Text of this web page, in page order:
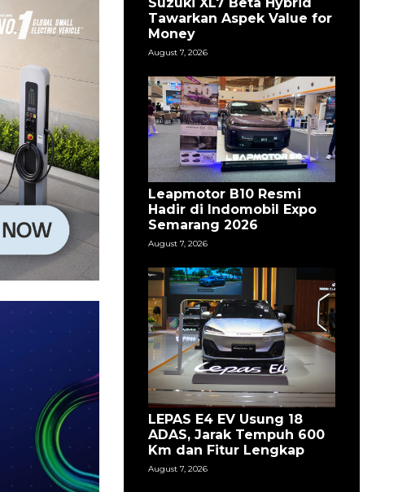
Suzuki XL7 Beta Hybrid
Tawarkan Aspek Value for
Money
August 7, 2026
Leapmotor B10 Resmi
Hadir di Indomobil Expo
Semarang 2026
August 7, 2026
LEPAS E4 EV Usung 18
ADAS, Jarak Tempuh 600
Km dan Fitur Lengkap
August 7, 2026